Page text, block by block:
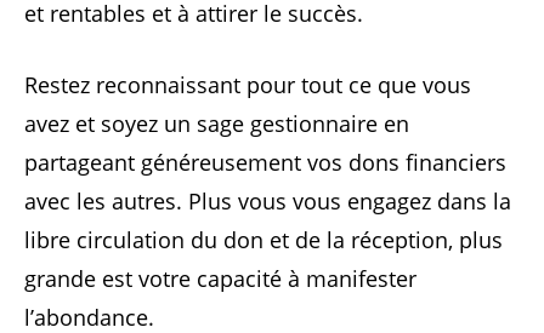
et rentables et à attirer le succès.
Restez reconnaissant pour tout ce que vous
avez et soyez un sage gestionnaire en
partageant généreusement vos dons financiers
avec les autres. Plus vous vous engagez dans la
libre circulation du don et de la réception, plus
grande est votre capacité à manifester
l’abondance.